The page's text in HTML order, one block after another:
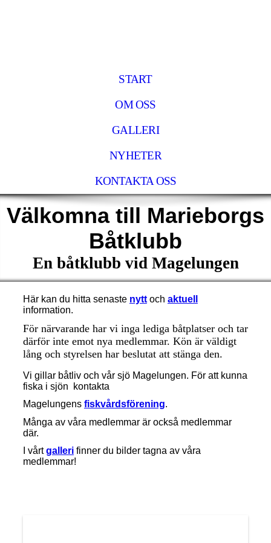
START
OM OSS
GALLERI
NYHETER
KONTAKTA OSS
Välkomna till Marieborgs
Båtklubb
En båtklubb vid Magelungen
Här kan du hitta senaste nyttoch aktuell
information.
För närvarande har vi inga lediga båtplatser och tar
därför inte emot nya medlemmar. Kön är väldigt
lång och styrelsen har beslutat att stänga den.
Vi gillar båtliv och vår sjö Magelungen. För att kunna
fiska i sjön kontakta
Magelungens fiskvårdsförening.
Många av våra medlemmar är också medlemmar
där.
I vårtgallerifinner du bilder tagna av våra
medlemmar!